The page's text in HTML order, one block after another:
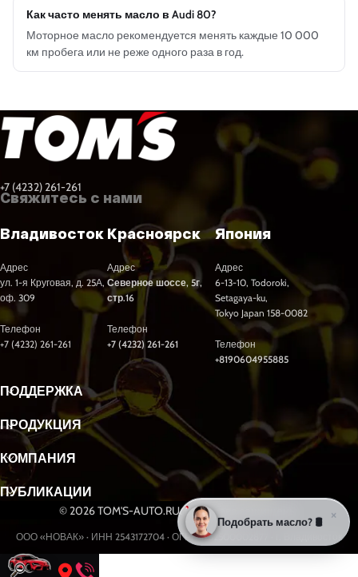
Как часто менять масло в Audi 80?
Моторное масло рекомендуется менять каждые 10 000
км пробега или не реже одного раза в год.
+7 (4232) 261-261
Свяжитесь с нами
Владивосток
Адрес
ул. 1-я Круговая, д. 25А,
оф. 309
Телефон
+7 (4232) 261-261
Красноярск
Адрес
Северное шоссе, 5г,
стр.16
Телефон
+7 (4232) 261-261
Япония
Адрес
6-13-10, Todoroki,
Setagaya-ku,
Tokyo Japan 158-0082
Телефон
+8190604955885
ПОДДЕРЖКА
ПРОДУКЦИЯ
КОМПАНИЯ
ПУБЛИКАЦИИ
© 2026 TOM'S-AUTO.RU. Все права защищены.
ООО «НОВАК» · ИНН 2543172704 · ОГРН 1232500002877 · г. Владивосток
Разработка и продвижение сайтов webseed.ru
Подобрать масло? 🛢️ ×